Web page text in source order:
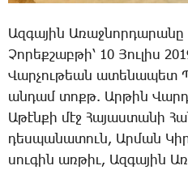
Ազ­գա­յին Ա­ռաջ­նոր­դա­րա­նը
Չո­րեք­շաբ­թի՝ 10 Յու­լիս
Վար­չու­թեան ա­տե­նա­պետ
ան­դամ տոքթ. Ար­թին
Ա­թէն­քի մէջ Հա­յաս­տա­նի
դես­պա­նա­տուն, Ար­ման
սու­գին առ­թիւ, Ազ­գա­յին